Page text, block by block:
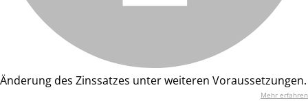
Änderung des Zinssatzes unter weiteren Voraussetzungen.
Mehr erfahren